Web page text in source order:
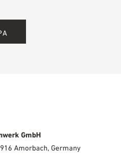
GmbH
Amorbach, Germany